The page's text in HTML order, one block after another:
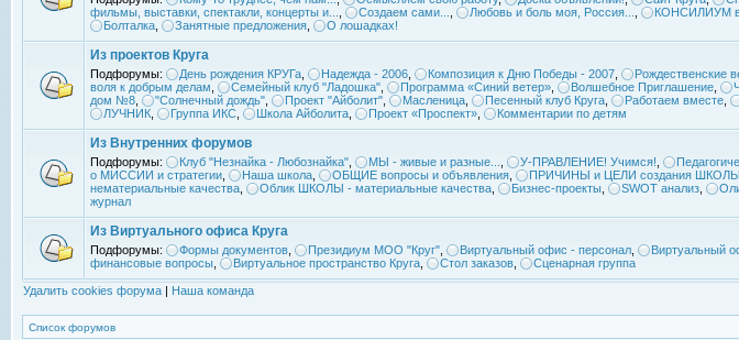
фильмы, выставки, спектакли, концерты и...
Создаем сами... Любовь и боль моя, Россия... КОНСИЛИУМ
Болталка
Занятные предложения О лошадках!
Из проектов Круга
Подфорумы: День рождения КРУГа Надежда - 2006 Композиция к Дню Победы - 2007 Рождественские
воля к добрым делам
Семейный клуб "Ладошка" Программа «Синий ветер» Волшебное Приглашение
дом №8
"Солнечный дождь" Проект "Айболит" Масленица Песенный клуб Круга Работаем вместе
ЛУЧНИК
Группа ИКС Школа Айболита Проект «Проспект» Комментарии по детям
Из Внутренних форумов
Подфорумы: Клуб "Незнайка - Любознайка" МЫ - живые и разные... У-ПРАВЛЕНИЕ! Учимся!
о МИССИИ и стратегии
Наша школа ОБЩИЕ вопросы и объявления ПРИЧИНЫ и ЦЕЛИ создания ШКОЛЫ
нематериальные качества
Облик ШКОЛЫ - материальные качества Бизнес-проекты SWOT анализ
журнал
Из Виртуального офиса Круга
Подфорумы: Формы документов Президиум МОО "Круг" Виртуальный офис - персонал Виртуальный
финансовые вопросы
Виртуальное пространство Круга Стол заказов Сценарная группа
Удалить cookies форума | Наша команда
Список форумов